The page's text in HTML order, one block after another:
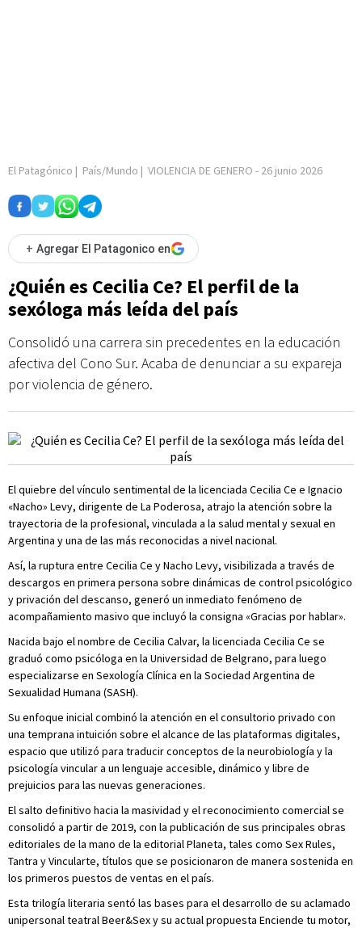
El Patagónico | País/Mundo | VIOLENCIA DE GENERO - 26 junio 2026
+ Agregar El Patagonico en
¿Quién es Cecilia Ce? El perfil de la
sexóloga más leída del país
Consolidó una carrera sin precedentes en la educación
afectiva del Cono Sur. Acaba de denunciar a su expareja
por violencia de género.
El quiebre del vínculo sentimental de la licenciada Cecilia Ce e Ignacio
«Nacho» Levy, dirigente de La Poderosa, atrajo la atención sobre la
trayectoria de la profesional, vinculada a la salud mental y sexual en
Argentina y una de las más reconocidas a nivel nacional.
Así, la ruptura entre Cecilia Ce y Nacho Levy, visibilizada a través de
descargos en primera persona sobre dinámicas de control psicológico
y privación del descanso, generó un inmediato fenómeno de
acompañamiento masivo que incluyó la consigna «Gracias por hablar».
Nacida bajo el nombre de Cecilia Calvar, la licenciada Cecilia Ce se
graduó como psicóloga en la Universidad de Belgrano, para luego
especializarse en Sexología Clínica en la Sociedad Argentina de
Sexualidad Humana (SASH).
Su enfoque inicial combinó la atención en el consultorio privado con
una temprana intuición sobre el alcance de las plataformas digitales,
espacio que utilizó para traducir conceptos de la neurobiología y la
psicología vincular a un lenguaje accesible, dinámico y libre de
prejuicios para las nuevas generaciones.
El salto definitivo hacia la masividad y el reconocimiento comercial se
consolidó a partir de 2019, con la publicación de sus principales obras
editoriales de la mano de la editorial Planeta, tales como Sex Rules,
Tantra y Vincularte, títulos que se posicionaron de manera sostenida en
los primeros puestos de ventas en el país.
Esta trilogía literaria sentó las bases para el desarrollo de su aclamado
unipersonal teatral Beer&Sex y su actual propuesta Enciende tu motor,